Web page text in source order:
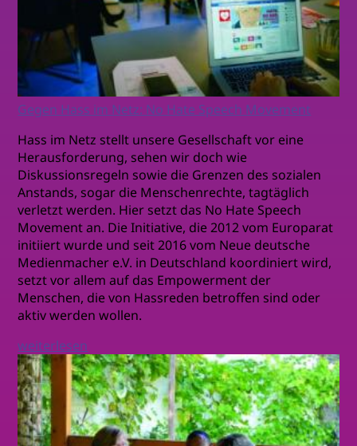
Gegen Hass im Netz: No Hate Speech Movement
Hass im Netz stellt unsere Gesellschaft vor eine
Herausforderung, sehen wir doch wie
Diskussionsregeln sowie die Grenzen des sozialen
Anstands, sogar die Menschenrechte, tagtäglich
verletzt werden. Hier setzt das No Hate Speech
Movement an. Die Initiative, die 2012 vom Europarat
initiiert wurde und seit 2016 vom Neue deutsche
Medienmacher e.V. in Deutschland koordiniert wird,
setzt vor allem auf das Empowerment der
Menschen, die von Hassreden betroffen sind oder
aktiv werden wollen.
weiterlesen